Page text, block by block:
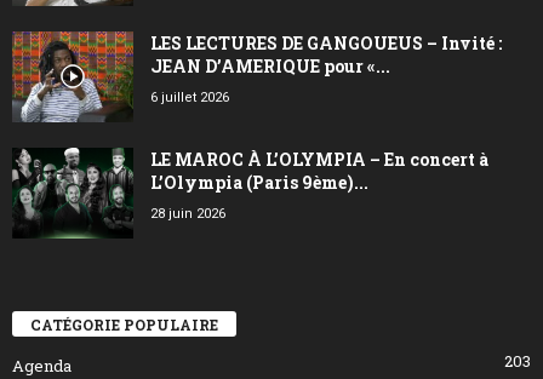
LES LECTURES DE GANGOUEUS – Invité :
JEAN D’AMERIQUE pour «...
6 juillet 2026
LE MAROC À L’OLYMPIA – En concert à
L’Olympia (Paris 9ème)...
28 juin 2026
CATÉGORIE POPULAIRE
Agenda 203